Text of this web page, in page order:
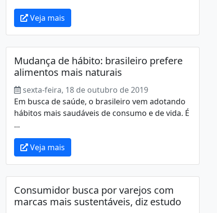
Veja mais
Mudança de hábito: brasileiro prefere
alimentos mais naturais
sexta-feira, 18 de outubro de 2019
Em busca de saúde, o brasileiro vem adotando
hábitos mais saudáveis de consumo e de vida. É
...
Veja mais
Consumidor busca por varejos com
marcas mais sustentáveis, diz estudo